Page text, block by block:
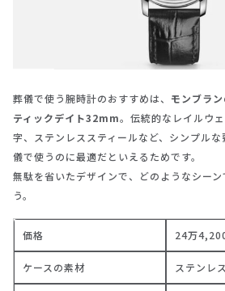
葬儀で使う腕時計のおすすめは、 モンブラ
ティックデイト32mm。伝統的なレイルウ
字、ステンレススティールなど、シンプル
儀で使うのに最適だといえるためです。
無駄を省いたデザインで、どのようなシー
う。
価格 24万
ケースの素材 ステンレ